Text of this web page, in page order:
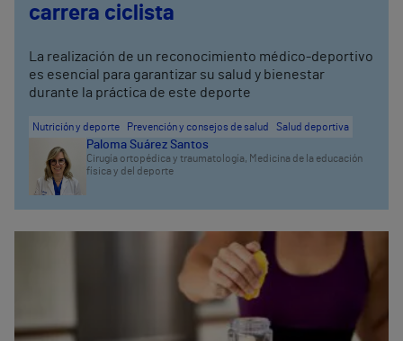
carrera ciclista
La realización de un reconocimiento médico-deportivo
es esencial para garantizar su salud y bienestar
durante la práctica de este deporte
Nutrición y deporte Prevención y consejos de salud Salud deportiva
Paloma Suárez Santos
Cirugía ortopédica y traumatología, Medicina de la educación
física y del deporte